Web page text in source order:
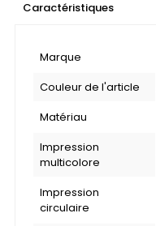
Caractéristiques
Marque
Couleur de l'article
Matériau
Impression
multicolore
Impression
circulaire